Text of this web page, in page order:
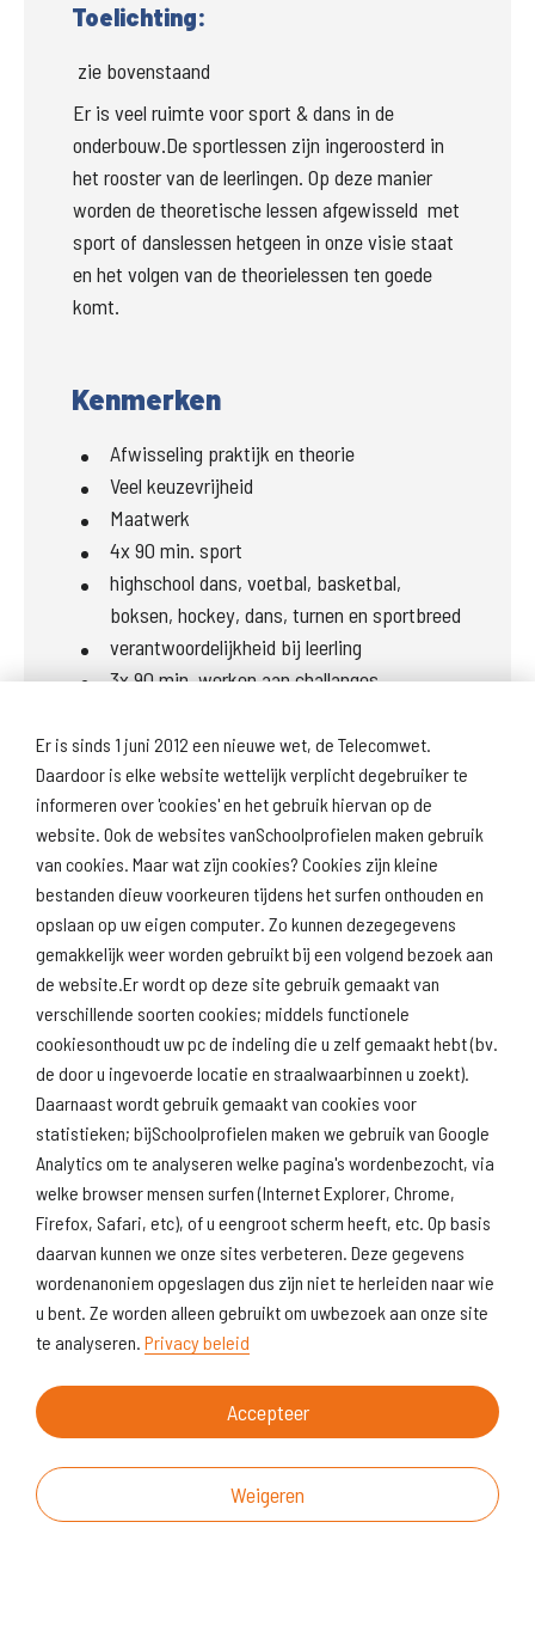
Er is sinds 1 juni 2012 een nieuwe wet, de Telecomwet.
Daardoor is elke website wettelijk verplicht degebruiker te
informeren over 'cookies' en het gebruik hiervan op de
website. Ook de websites vanSchoolprofielen maken gebruik
van cookies. Maar wat zijn cookies? Cookies zijn kleine
bestanden dieuw voorkeuren tijdens het surfen onthouden en
opslaan op uw eigen computer. Zo kunnen dezegegevens
gemakkelijk weer worden gebruikt bij een volgend bezoek aan
de website.Er wordt op deze site gebruik gemaakt van
verschillende soorten cookies; middels functionele
cookiesonthoudt uw pc de indeling die u zelf gemaakt hebt (bv.
de door u ingevoerde locatie en straalwaarbinnen u zoekt).
Daarnaast wordt gebruik gemaakt van cookies voor
statistieken; bijSchoolprofielen maken we gebruik van Google
Analytics om te analyseren welke pagina's wordenbezocht, via
welke browser mensen surfen (Internet Explorer, Chrome,
Firefox, Safari, etc), of u eengroot scherm heeft, etc. Op basis
daarvan kunnen we onze sites verbeteren. Deze gegevens
wordenanoniem opgeslagen dus zijn niet te herleiden naar wie
u bent. Ze worden alleen gebruikt om uwbezoek aan onze site
te analyseren. Privacy beleid
Accepteer
Weigeren
Toelichting:
zie bovenstaand
Er is veel ruimte voor sport & dans in de
onderbouw.De sportlessen zijn ingeroosterd in
het rooster van de leerlingen. Op deze manier
worden de theoretische lessen afgewisseld met
sport of danslessen hetgeen in onze visie staat
en het volgen van de theorielessen ten goede
komt.
Kenmerken
Afwisseling praktijk en theorie
Veel keuzevrijheid
Maatwerk
4x 90 min. sport
highschool dans, voetbal, basketbal,
boksen, hockey, dans, turnen en sportbreed
verantwoordelijkheid bij leerling
3x 90 min. werken aan challanges
Volgende onderwerp: Deze school
Download
schoolprofiel
Naar
scholenopdekaart.nl